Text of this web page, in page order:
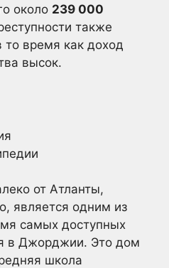
около 239 000
также
то время как доход
высок.
от Атланты,
является одним из
самых доступных
в Джорджии. Это дом
школа